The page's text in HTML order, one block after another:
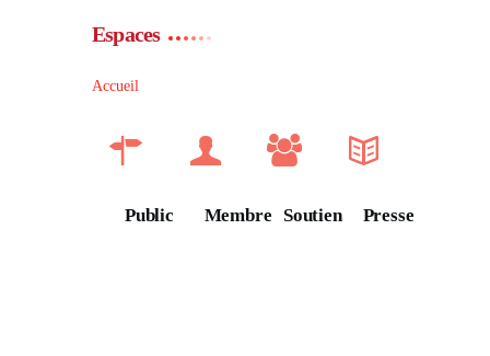
Espaces
Accueil
Public Membre Soutien Presse